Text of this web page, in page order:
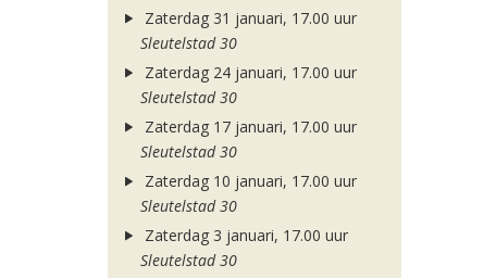
Zaterdag 31 januari, 17.00 uur
Sleutelstad 30
Zaterdag 24 januari, 17.00 uur
Sleutelstad 30
Zaterdag 17 januari, 17.00 uur
Sleutelstad 30
Zaterdag 10 januari, 17.00 uur
Sleutelstad 30
Zaterdag 3 januari, 17.00 uur
Sleutelstad 30